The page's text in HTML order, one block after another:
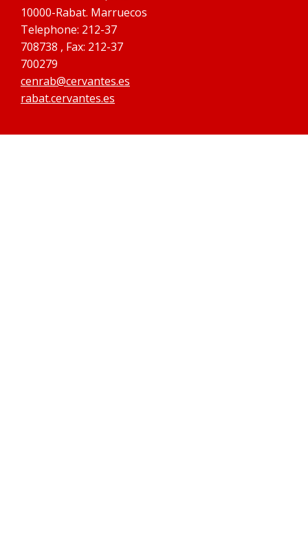
10000-Rabat. Marruecos
Telephone: 212-37
708738 , Fax: 212-37
700279
cenrab@cervantes.es
rabat.cervantes.es